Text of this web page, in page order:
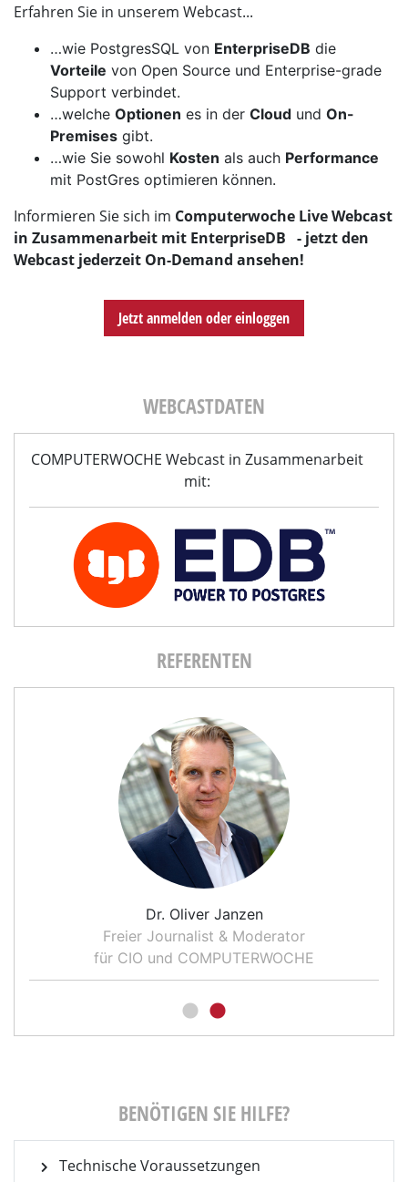
Erfahren Sie in unserem Webcast...
…wie PostgresSQL von EnterpriseDB die
Vorteile von Open Source und Enterprise-grade
Support verbindet.
…welche Optionen es in der Cloud und On-
Premises gibt.
…wie Sie sowohl Kosten als auch Performance
mit PostGres optimieren können.
Informieren Sie sich im Computerwoche Live Webcast
in Zusammenarbeit mit EnterpriseDB - jetzt den
Webcast jederzeit On-Demand ansehen!
Jetzt anmelden oder einloggen
WEBCASTDATEN
COMPUTERWOCHE Webcast in Zusammenarbeit
mit:
REFERENTEN
Dr. Oliver Janzen
Freier Journalist & Moderator
für CIO und COMPUTERWOCHE
BENÖTIGEN SIE HILFE?
Technische Voraussetzungen